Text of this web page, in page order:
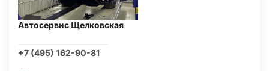
Автосервис Щелковская
+7 (495) 162-90-81